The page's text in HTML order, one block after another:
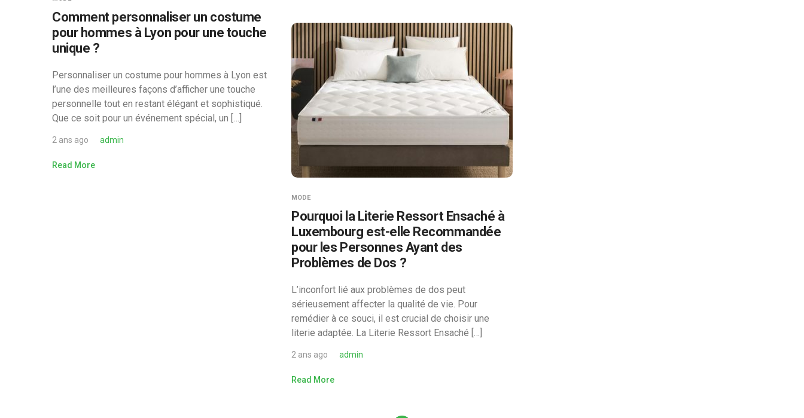
Comment personnaliser un costume
pour hommes à Lyon pour une touche
unique ?
Personnaliser un costume pour hommes à Lyon est
l’une des meilleures façons d’afficher une touche
personnelle tout en restant élégant et sophistiqué.
Que ce soit pour un événement spécial, un […]
2 ans ago admin
Read More
MODE
Pourquoi la Literie Ressort Ensaché à
Luxembourg est-elle Recommandée
pour les Personnes Ayant des
Problèmes de Dos ?
L’inconfort lié aux problèmes de dos peut
sérieusement affecter la qualité de vie. Pour
remédier à ce souci, il est crucial de choisir une
literie adaptée. La Literie Ressort Ensaché […]
2 ans ago admin
Read More